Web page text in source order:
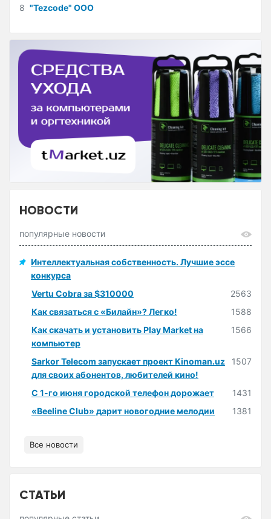
8 "Tezcode" ООО
НОВОСТИ
популярные новости
Интеллектуальная собственность. Лучшие эссе
конкурса
Vertu Cobra за $310000
2563
Как связаться с «Билайн»? Легко!
1588
Как скачать и установить Play Market на
компьютер
1566
Sarkor Telecom запускает проект Kinoman.uz
для своих абонентов, любителей кино!
1507
С 1-го июня городской телефон дорожает
1431
«Beeline Club» дарит новогодние мелодии
1381
Все новости
СТАТЬИ